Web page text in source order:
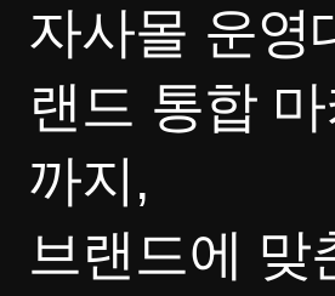
자사몰 운영
랜드 통합
까지,
브랜드에 맞